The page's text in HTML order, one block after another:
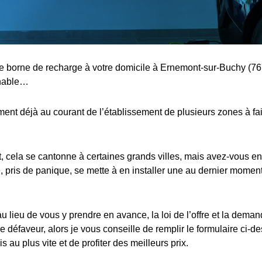
borne de recharge à votre domicile à Ernemont-sur-Buchy
déjà au courant de l’établissement de plusieurs zones à
se cantonne à certaines grands villes, mais avez-vous
pris de panique, se mette à en installer une au dernier
lieu de vous y prendre en avance, la loi de l’offre et la
défaveur, alors je vous conseille de remplir le formulaire ci-
au plus vite et de profiter des meilleurs prix.